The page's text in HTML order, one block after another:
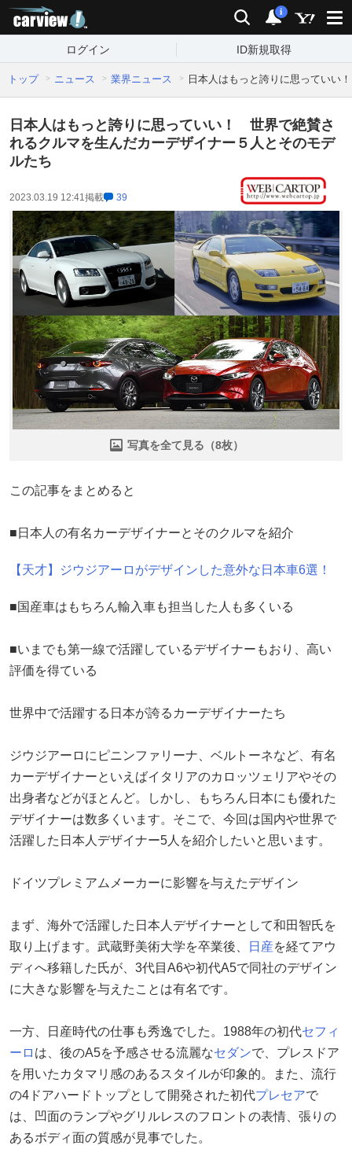
検索 通知
i
ログイン ID新規取得
トップ ニュース 業界ニュース 日本人はもっと誇りに思っていい
日本人はもっと誇りに思っていい！ 世界で絶賛さ
れるクルマを生んだカーデザイナー５人とそのモデ
ルたち
2023.03.19 12:41掲載 39
写真を全て見る（8枚）
この記事をまとめると
■日本人の有名カーデザイナーとそのクルマを紹介
【天才】ジウジアーロがデザインした意外な日本車6選！
■国産車はもちろん輸入車も担当した人も多くいる
■いまでも第一線で活躍しているデザイナーもおり、高い
評価を得ている
世界中で活躍する日本が誇るカーデザイナーたち
ジウジアーロにピニンファリーナ、ベルトーネなど、有名
カーデザイナーといえばイタリアのカロッツェリアやその
出身者などがほとんど。しかし、もちろん日本にも優れた
デザイナーは数多くいます。そこで、今回は国内や世界で
活躍した日本人デザイナー5人を紹介したいと思います。
ドイツプレミアムメーカーに影響を与えたデザイン
まず、海外で活躍した日本人デザイナーとして和田智氏を
取り上げます。武蔵野美術大学を卒業後、
日産を経てアウ
ディへ移籍した氏が、3代目A6や初代A5で同社のデザイン
に大きな影響を与えたことは有名です。
一方、日産時代の仕事も秀逸でした。1988年の初代セフィ
ーロ は、後のA5を予感させる流麗なセダンで、プレスドア
を用いたカタマリ感のあるスタイルが印象的。また、流行
の4ドアハードトップとして開発された初代プレセアで
は、凹面のランプやグリルレスのフロントの表情、張りの
あるボディ面の質感が見事でした。